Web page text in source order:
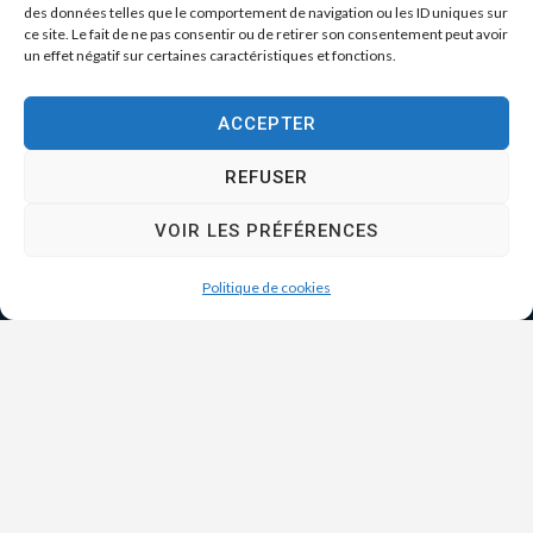
des données telles que le comportement de navigation ou les ID uniques sur
ce site. Le fait de ne pas consentir ou de retirer son consentement peut avoir
un effet négatif sur certaines caractéristiques et fonctions.
ACCEPTER
REFUSER
VOIR LES PRÉFÉRENCES
Politique de cookies